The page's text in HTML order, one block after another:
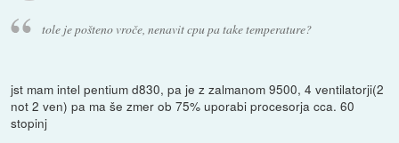
tole je pošteno vroče, nenavit cpu pa take temperature?
jst mam intel pentium d830, pa je z zalmanom 9500, 4 ventilatorji(2
not 2 ven) pa ma še zmer ob 75% uporabi procesorja cca. 60
stopinj